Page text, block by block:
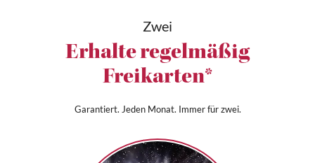
Zwei
Erhalte regelmäßig
Freikarten*
Garantiert. Jeden Monat. Immer für zwei.